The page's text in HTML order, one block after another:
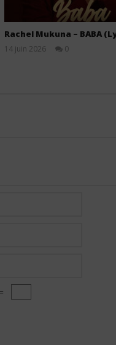
Rachel Mukuna – BABA
14 juin 2026
0